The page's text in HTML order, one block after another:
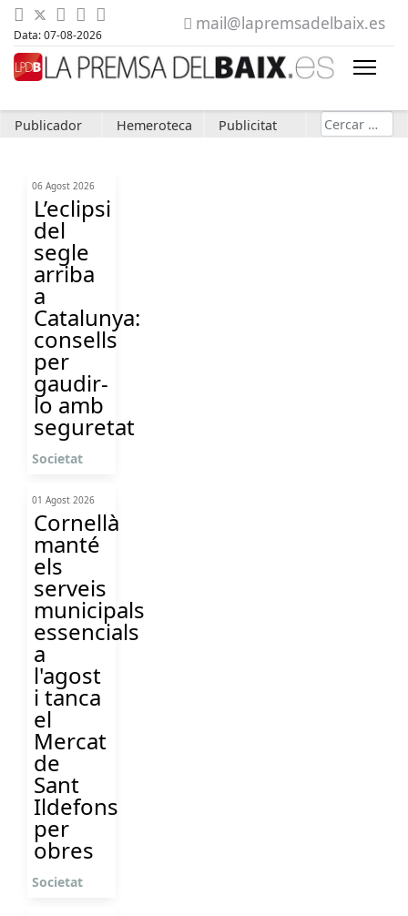
Data: 07-08-2026
mail@lapremsadelbaix.es
Publicador Hemeroteca Publicitat Cerca
06 Agost 2026
L’eclipsi
del
segle
arriba
a
Catalunya:
consells
per
gaudir-
lo amb
seguretat
Societat
01 Agost 2026
Cornellà
manté
els
serveis
municipals
essencials
a
l'agost
i tanca
el
Mercat
de
Sant
Ildefons
per
obres
Societat